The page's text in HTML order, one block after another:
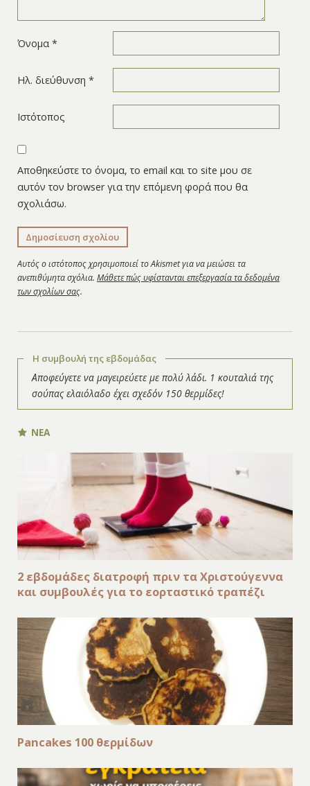
Όνομα *
Ηλ. διεύθυνση *
Ιστότοπος
Αποθηκεύστε το όνομα, το email και το site μου σε
αυτόν τον browser για την επόμενη φορά που θα
σχολιάσω.
Αυτός ο ιστότοπος χρησιμοποιεί το Akismet για να μειώσει τα
ανεπιθύμητα σχόλια. Μάθετε πώς υφίστανται επεξεργασία τα δεδομένα
των σχολίων σας.
Η συμβουλή της εβδομάδας
Αποφεύγετε να μαγειρεύετε με πολύ λάδι. 1 κουταλιά της
σούπας ελαιόλαδο έχει σχεδόν 150 θερμίδες!
ΝΕΑ
2 εβδομάδες διατροφή πριν τα Χριστούγεννα
και συμβουλές για το εορταστικό τραπέζι
Pancakes 100 θερμίδων